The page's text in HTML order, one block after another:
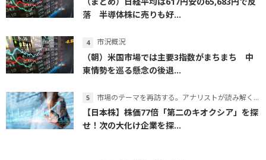
落 半導体株に売りも好...
市況概況
（朝）米国市場では主要3指数がまちまち 中
東情勢を巡る懸念の後退...
市場のテーマを再訪する。アナリストが読み解くテーマの本質
【日本株】株価77倍「第二のキオクシア」を探
せ！次の大化け企業を探...